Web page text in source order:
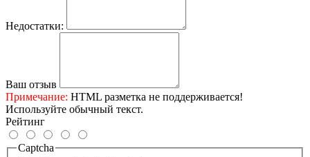
Недостатки:
Ваш отзыв
Примечание: HTML разметка не поддерживается!
Используйте обычный текст.
Рейтинг
Captcha